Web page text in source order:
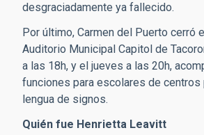
desgraciadamente ya fallecido.
Por último, Carmen del Puerto cerró
Auditorio Municipal Capitol de
a las 18h, y el jueves a las 20h,
funciones para escolares de centros
lengua de signos.
Quién fue Henrietta Leavitt